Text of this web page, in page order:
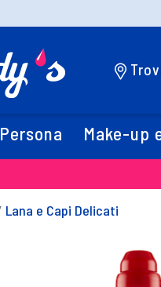
Persona Make-up
Lana e Capi Delicati